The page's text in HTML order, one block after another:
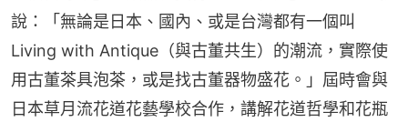
說：「無論是日本、國內、或是台灣都有一個叫
Living with Antique（與古董共生）的潮流，實際使
用古董茶具泡茶，或是找古董器物盛花。」屆時會與
日本草月流花道花藝學校合作，講解花道哲學和花瓶